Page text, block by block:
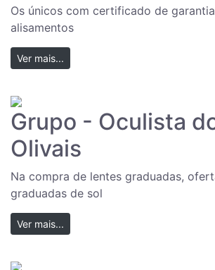
Os únicos com certificado de
alisamentos
Ver mais...
Grupo - Oculista
Olivais
Na compra de lentes graduadas,
graduadas de sol
Ver mais...